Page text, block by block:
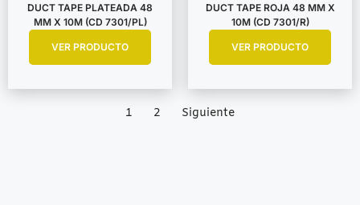
DUCT TAPE PLATEADA 48
MM X 10M (CD 7301/PL)
VER PRODUCTO
DUCT TAPE ROJA 48 MM X
10M (CD 7301/R)
VER PRODUCTO
1 2 Siguiente